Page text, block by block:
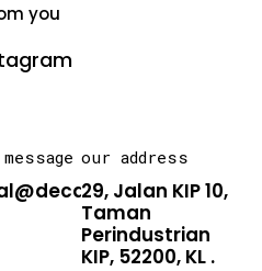
you
our address
29, Jalan KIP 10,
Taman
Perindustrian
KIP, 52200, KL .